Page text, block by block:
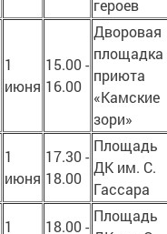
героев
1
июня
15.00 -
16.00
Дворовая
площадка
приюта
«Камские
зори»
1
июня
17.30 -
18.00
Площадь
ДК им. С.
Гассара
1
18.00 -
Площадь